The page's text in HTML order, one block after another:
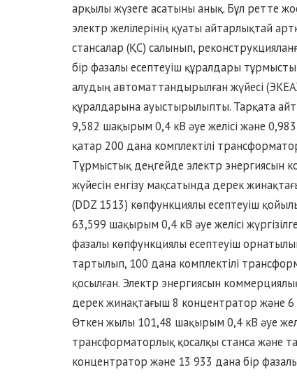
арқылы жүзеге асатыны анық. Бұл ретте
электр желілерінің қуаты айтарлықтай
стансалар (ҚС) салынып,
бір фазалы есептеуіш құралдары
алудың автоматтандырылған жүйесі
құралдарына ауыстырылыпты. Тарқата
9,582 шақырым 0,4 кВ әуе желісі және
қатар 200 дана комплектілі
Тұрмыстық деңгейде электр энергиясын
жүйесін енгізу мақсатында дерек
(DDZ 1513) көпфункциялы есептеуіш
63,599 шақырым 0,4 кВ әуе желісі
фазалы көпфункциялы есептеуіш
тартылып, 100 дана комплектілі
қосылған. Электр энергиясын
дерек жинақтағыш 8 концентратор және 6
Өткен жылы 101,48 шақырым 0,4 кВ әуе
трансформаторлық қосалқы станса және
концентратор және 13 933 дана бір